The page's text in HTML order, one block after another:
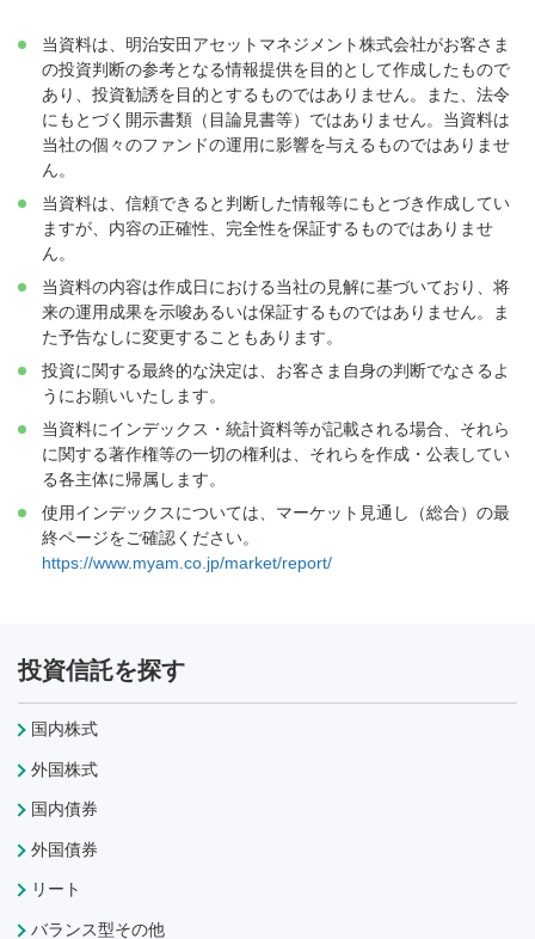
当資料は、明治安田アセットマネジメント株式会社がお客さま
の投資判断の参考となる情報提供を目的として作成したもので
あり、投資勧誘を目的とするものではありません。また、法令
にもとづく開示書類（目論見書等）ではありません。当資料は
当社の個々のファンドの運用に影響を与えるものではありませ
ん。
当資料は、信頼できると判断した情報等にもとづき作成してい
ますが、内容の正確性、完全性を保証するものではありませ
ん。
当資料の内容は作成日における当社の見解に基づいており、将
来の運用成果を示唆あるいは保証するものではありません。ま
た予告なしに変更することもあります。
投資に関する最終的な決定は、お客さま自身の判断でなさるよ
うにお願いいたします。
当資料にインデックス・統計資料等が記載される場合、それら
に関する著作権等の一切の権利は、それらを作成・公表してい
る各主体に帰属します。
使用インデックスについては、マーケット見通し（総合）の最
終ページをご確認ください。
https://www.myam.co.jp/market/report/
投資信託を探す
国内株式
外国株式
国内債券
外国債券
リート
バランス型その他